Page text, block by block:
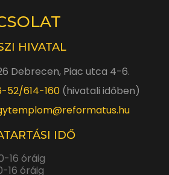
HIVATAL
Debrecen, Piac utca 4-6.
52/614-160 (hivatali időben)
IDŐ
16 óráig
16 óráig